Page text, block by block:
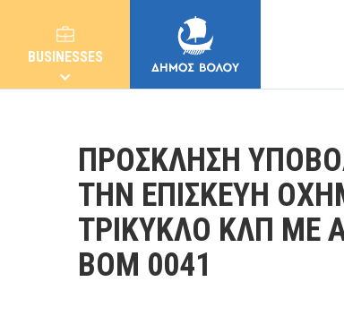
BUSINESSES
MUNICIPALITY
ΠΡΟΣΚΛΗΣΗ
ΤΗΝ ΕΠΙΣΚΕΥΗ
ΤΡΙΚΥΚΛΟ ΚΛΠ ΜΕ
ΒΟΜ 0041